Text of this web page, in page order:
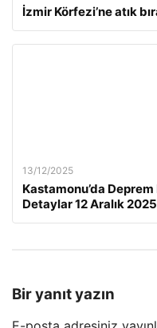
İzmir Körfezi’ne atık
13/12/2025
Kastamonu’da
Detaylar 12 Aralık 2025
Bir yanıt yazın